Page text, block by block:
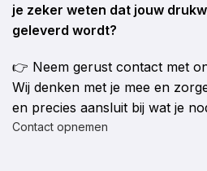
je zeker weten dat jouw
geleverd wordt?
👉 Neem gerust contact met
Wij denken met je mee en
en precies aansluit bij wat je
Contact opnemen